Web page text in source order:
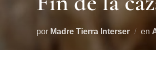
por Madre Tierra Interser en